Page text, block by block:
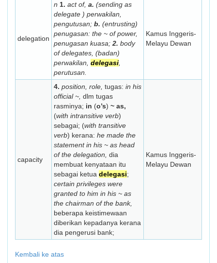
delegation
n 1. act of, a. (sending as
delegate ) perwakilan,
pengutusan; b. (entrusting)
penugasan: the ~ of power,
penugasan kuasa; 2. body
of delegates, (badan)
perwakilan, delegasi
perutusan.
Kamus Inggeris-
Melayu Dewan
capacity
4. position, role, tugas: in his
official ~, dlm tugas
rasminya; in (o’s) ~ as,
(with intransitive verb)
sebagai; (with transitive
verb) kerana: he made the
statement in his ~ as head
of the delegation, dia
membuat kenyataan itu
sebagai ketua delegasi;
certain privileges were
granted to him in his ~ as
the chairman of the bank,
beberapa keistimewaan
diberikan kepadanya kerana
dia pengerusi bank;
Kamus Inggeris-
Melayu Dewan
Kembali ke atas